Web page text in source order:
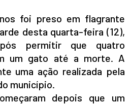
foi preso em flagrante
desta quarta-feira (12),
permitir que quatro
um gato até a morte. A
uma ação realizada pela
município.
depois que um